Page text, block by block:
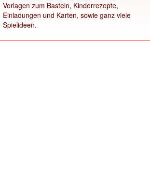
Vorlagen zum Basteln, Kinderrezepte,
Einladungen und Karten, sowie ganz viele
Spielideen.